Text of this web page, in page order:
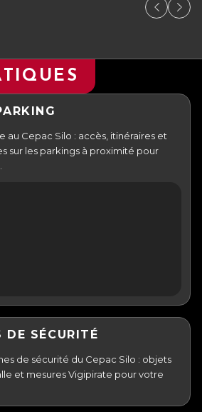
au Cepac Silo : accès, itinéraires et
sur les parkings à proximité pour
DE SÉCURITÉ
de sécurité du Cepac Silo : objets
et mesures Vigipirate pour votre